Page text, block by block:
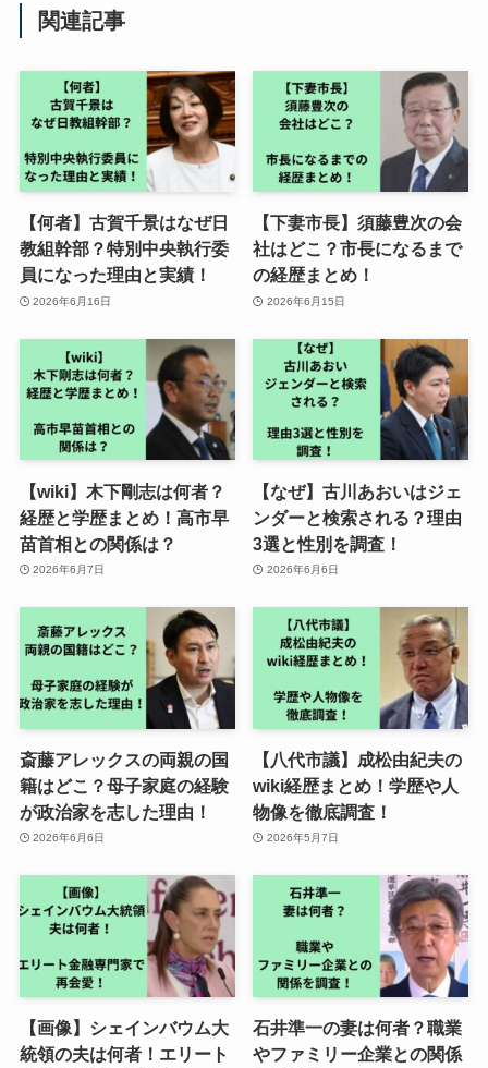
関連記事
【何者】古賀千景はなぜ日
教組幹部？特別中央執行委
員になった理由と実績！
2026年6月16日
【下妻市長】須藤豊次の会
社はどこ？市長になるまで
の経歴まとめ！
2026年6月15日
【wiki】木下剛志は何者？
経歴と学歴まとめ！高市早
苗首相との関係は？
2026年6月7日
【なぜ】古川あおいはジェ
ンダーと検索される？理由
3選と性別を調査！
2026年6月6日
斎藤アレックスの両親の国
籍はどこ？母子家庭の経験
が政治家を志した理由！
2026年6月6日
【八代市議】成松由紀夫の
wiki経歴まとめ！学歴や人
物像を徹底調査！
2026年5月7日
【画像】シェインバウム大
統領の夫は何者！エリート
石井準一の妻は何者？職業
やファミリー企業との関係